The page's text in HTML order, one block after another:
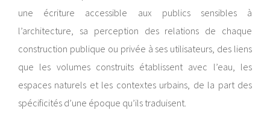
une écriture accessible aux publics sensibles à
l’architecture, sa perception des relations de chaque
construction publique ou privée à ses utilisateurs, des liens
que les volumes construits établissent avec l’eau, les
espaces naturels et les contextes urbains, de la part des
spécificités d’une époque qu’ils traduisent.